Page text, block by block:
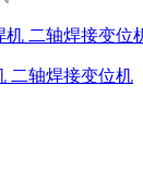
机器人，自动
设备科技有限公